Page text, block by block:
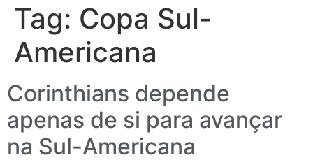
Tag: Copa Sul-
Americana
Corinthians depende
apenas de si para avançar
na Sul-Americana